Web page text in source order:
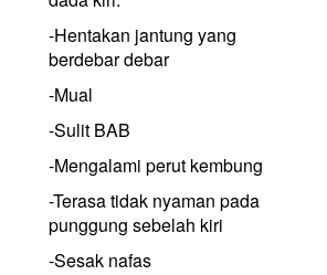
-Hentakan jantung yang
berdebar debar
-Mual
-Sulit BAB
-Mengalami perut kembung
-Terasa tidak nyaman pada
punggung sebelah kiri
-Sesak nafas